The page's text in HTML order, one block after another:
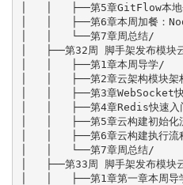
│   │   ├──第5章GitFlow本地
│   │   ├──第6章本周加餐：
│   │   └──第7章周总结/
│   ├──第32周 脚手架发布模块
│   │   ├──第1章本周导学/
│   │   ├──第2章云架构模块架
│   │   ├──第3章WebSocket
│   │   ├──第4章Redis快速
│   │   ├──第5章云构建初始化
│   │   ├──第6章云构建执行流
│   │   └──第7章周总结/
│   ├──第33周 脚手架发布模块
│   │   ├──第1章第一章本周导